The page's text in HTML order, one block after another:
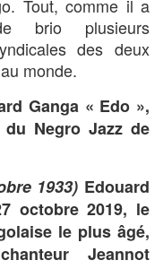
Tout, comme il a
brio plusieurs
des deux
monde.
Ganga « Edo »,
Negro Jazz de
1933) Edouard
octobre 2019, le
le plus âgé,
Jeannot